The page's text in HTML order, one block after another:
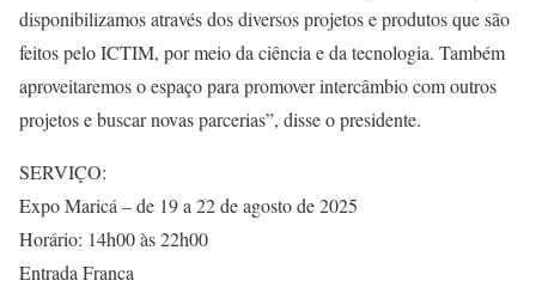
disponibilizamos através dos diversos projetos e produtos que são
feitos pelo ICTIM, por meio da ciência e da tecnologia. Também
aproveitaremos o espaço para promover intercâmbio com outros
projetos e buscar novas parcerias”, disse o presidente.
SERVIÇO:
Expo Maricá – de 19 a 22 de agosto de 2025
Horário: 14h00 às 22h00
Entrada Franca